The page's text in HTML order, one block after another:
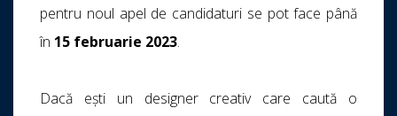
pentru noul apel de candidaturi se pot face până
în 15 februarie 2023.
Dacă ești un designer creativ care caută o